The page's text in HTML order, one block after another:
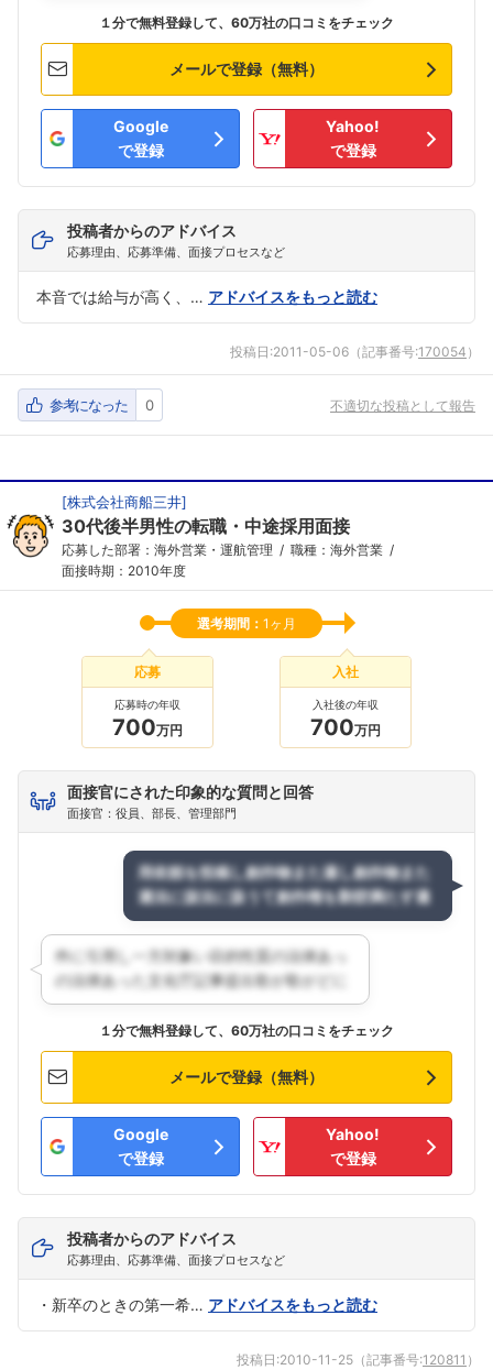
こちらの企業もフォローしませんか？
１分で無料登録して、60万社の口コミをチェック
メールで登録（無料）
Google
で登録
Yahoo!
で登録
投稿者からのアドバイス
応募理由、応募準備、面接プロセスなど
本音では給与が高く、… アドバイスをもっと読む
投稿日:2011-05-06 （記事番号:170054 ）
参考になった 0 不適切な投稿として報告
[株式会社商船三井]
30代後半男性の転職・中途採用面接
応募した部署：海外営業・運航管理
職種：海外営業
面接時期：2010年度
選考期間： 1ヶ月
応募
応募時の年収
700万円
入社
入社後の年収
700万円
面接官にされた印象的な質問と回答
面接官：役員、部長、管理部門
１分で無料登録して、60万社の口コミをチェック
メールで登録（無料）
Google
で登録
Yahoo!
で登録
投稿者からのアドバイス
応募理由、応募準備、面接プロセスなど
・新卒のときの第一希… アドバイスをもっと読む
投稿日:2010-11-25 （記事番号:120811 ）